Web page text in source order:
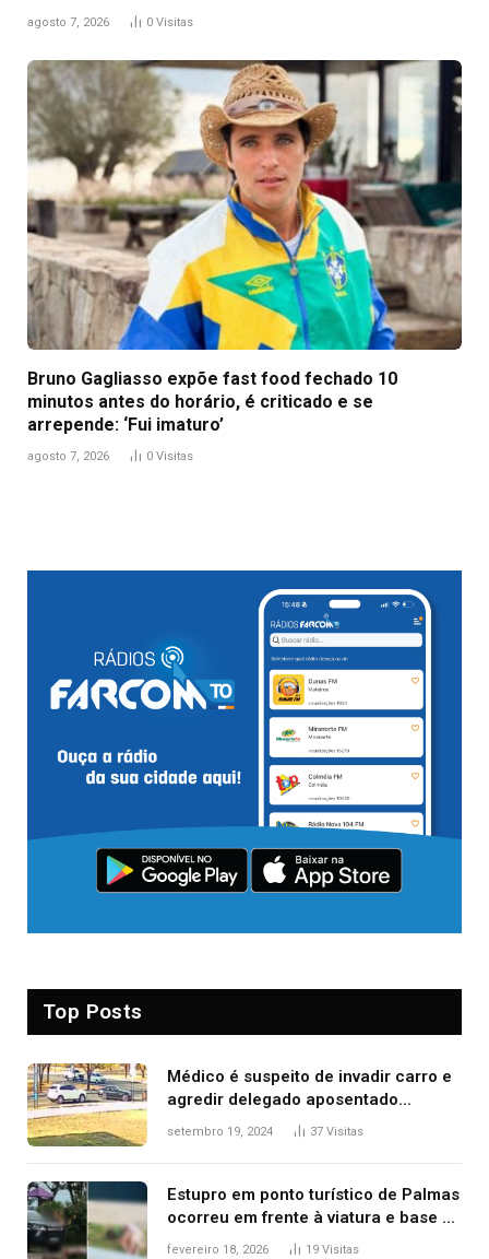
agosto 7, 2026 0 Visitas
Bruno Gagliasso expõe fast food fechado 10
minutos antes do horário, é criticado e se
arrepende: ‘Fui imaturo’
agosto 7, 2026 0 Visitas
Top Posts
Médico é suspeito de invadir carro e
agredir delegado aposentado
durante confusão no trânsito
setembro 19, 2024 37 Visitas
Estupro em ponto turístico de Palmas
ocorreu em frente à viatura e base de
segurança; polícia investiga
fevereiro 18, 2026 19 Visitas